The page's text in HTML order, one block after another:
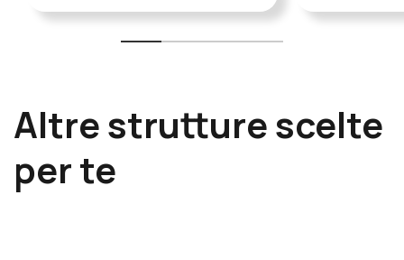
Altre strutture scelte
per te